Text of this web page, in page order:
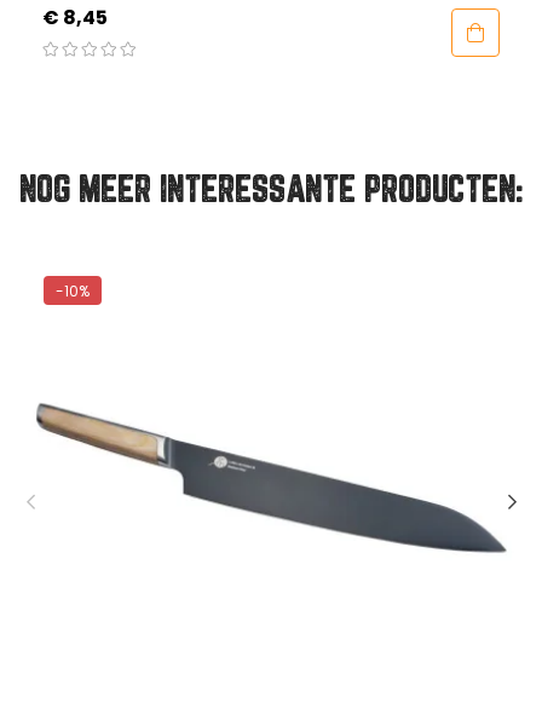
Prijs
€ 8,45
NOG MEER INTERESSANTE PRODUCTEN: